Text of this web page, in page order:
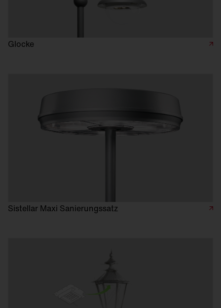
Glocke
Sistellar Maxi Sanierungssatz